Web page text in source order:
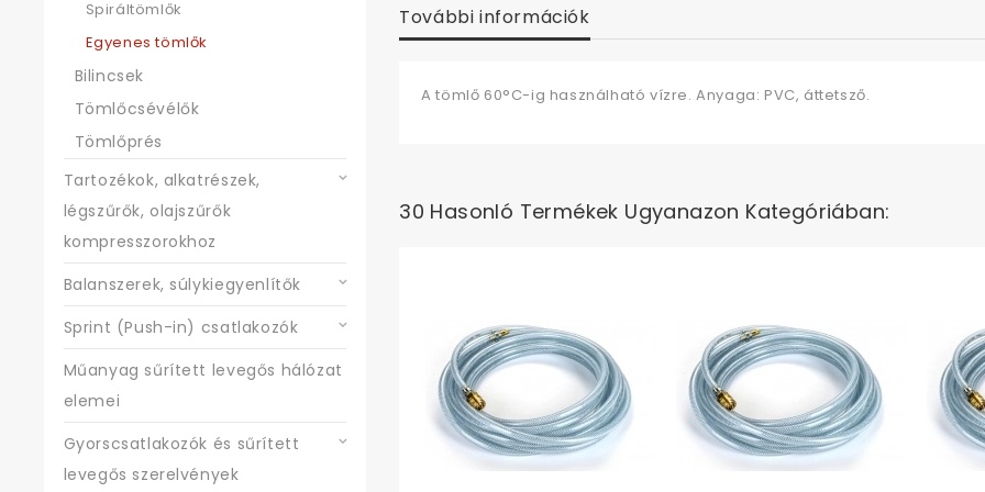
Spiráltömlők
Egyenes tömlők
Bilincsek
Tömlőcsévélők
Tömlőprés
Tartozékok, alkatrészek,
légszűrők, olajszűrők
kompresszorokhoz
Balanszerek, súlykiegyenlítők
Sprint (Push-in) csatlakozók
Műanyag sűrített levegős hálózat
elemei
Gyorscsatlakozók és sűrített
levegős szerelvények
További információk
A tömlő 60°C-ig használható vízre. Anyaga: PVC, áttetsző.
30 Hasonló Termékek Ugyanazon Kategóriában: